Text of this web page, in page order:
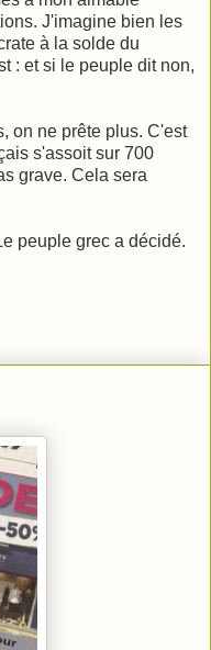
J'imagine bien les
à la solde du
: et si le peuple dit non,
on ne prête plus. C'est
s'assoit sur 700
grave. Cela sera
peuple grec a décidé.